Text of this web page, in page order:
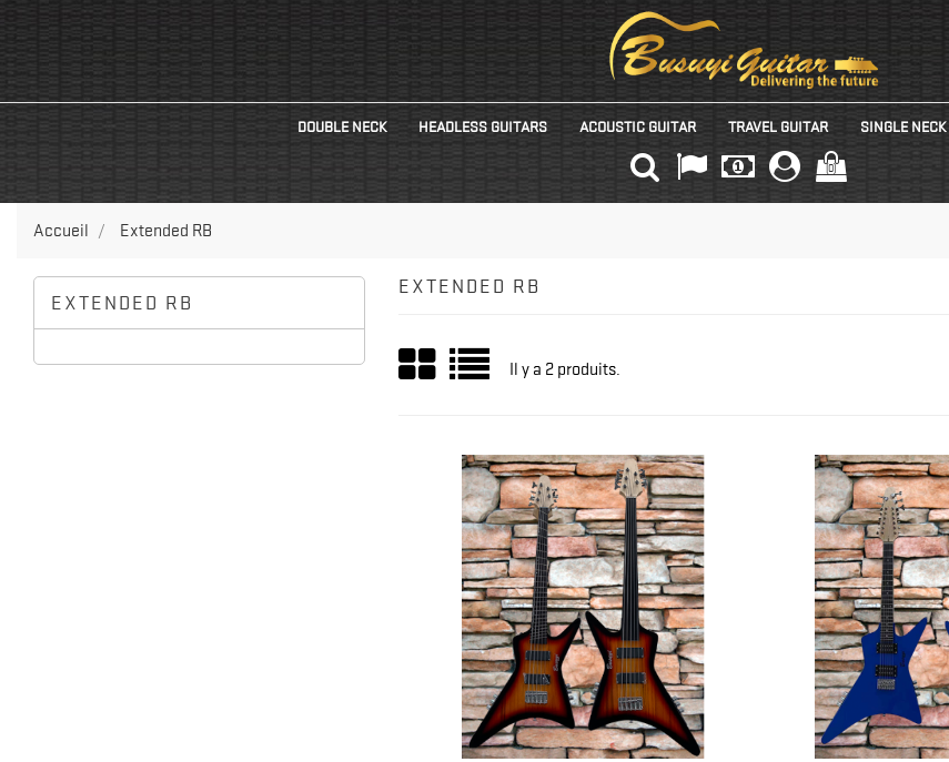
DOUBLE NECK HEADLESS GUITARS ACOUSTIC GUITAR TRAVEL GUITAR SINGLE NECK
(0)
Accueil Extended RB
EXTENDED RB
EXTENDED RB
Il y a 2 produits.